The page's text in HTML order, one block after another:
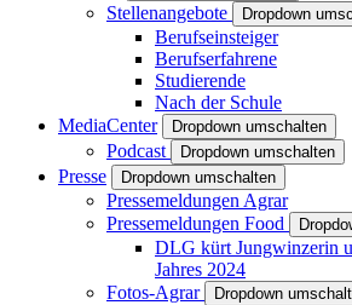
Stellenangebote Dropdown
Berufseinsteiger
Berufserfahrene
Studierende
Nach der Schule
MediaCenter
Dropdown umschalten
Podcast Dropdown umschalten
Presse Dropdown umschalten
Pressemeldungen Agrar
Pressemeldungen Food
DLG kürt Jungwinzerin
Jahres 2024
Fotos-Agrar
Dropdown